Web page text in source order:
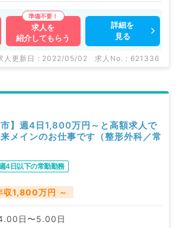
求人を
紹介してもらう
詳細を
見る
人更新日 : 2022/05/02 求人No. : 621336
市】週4日1,800万円～と高額求人で
メインのお仕事です（整形外科／常
4日以下の常勤勤務
収1,800万円 ～
日〜5.00日